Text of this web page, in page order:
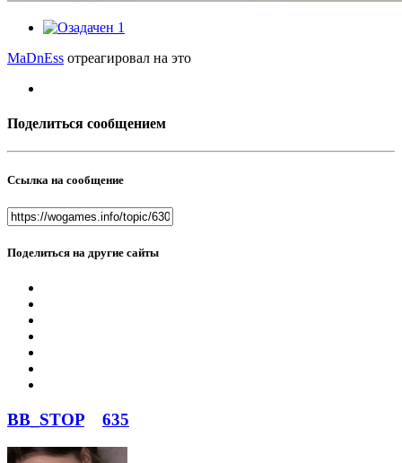
1
MaDnEss отреагировал на это
Поделиться сообщением
Ссылка на сообщение
Поделиться на другие сайты
BB_STOP 635